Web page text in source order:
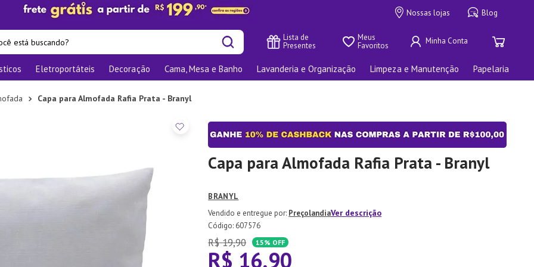
Nossas lojas Blog
está buscando?
Lista de
Presentes
Meus
Favoritos
Eletroportáteis Decoração Cama, Mesa e Banho Lavanderia e Organização Limpeza e Manutenção Papelaria
Capa para Almofada Rafia Prata - Branyl
Capa para Almofada Rafia Prata - Branyl
BRANYL
PreçolandiaVer descrição
: 607576
R$ 19,90 15% OFF
R$ 16,90
buscados